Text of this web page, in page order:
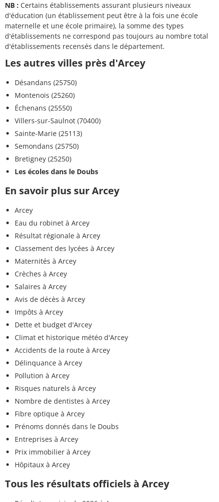
NB : Certains établissements assurant plusieurs niveaux
d'éducation (un établissement peut être à la fois une école
maternelle et une école primaire), la somme des types
d'établissements ne correspond pas toujours au nombre total
d'établissements recensés dans le département.
Les autres villes près d'Arcey
Désandans (25750)
Montenois (25260)
Échenans (25550)
Villers-sur-Saulnot (70400)
Sainte-Marie (25113)
Semondans (25750)
Bretigney (25250)
Les écoles dans le Doubs
En savoir plus sur Arcey
Arcey
Eau du robinet à Arcey
Résultat régionale à Arcey
Classement des lycées à Arcey
Maternités à Arcey
Crèches à Arcey
Salaires à Arcey
Avis de décès à Arcey
Impôts à Arcey
Dette et budget d'Arcey
Climat et historique météo d'Arcey
Accidents de la route à Arcey
Délinquance à Arcey
Pollution à Arcey
Risques naturels à Arcey
Nombre de dentistes à Arcey
Fibre optique à Arcey
Prénoms donnés dans le Doubs
Entreprises à Arcey
Prix immobilier à Arcey
Hôpitaux à Arcey
Tous les résultats officiels à Arcey